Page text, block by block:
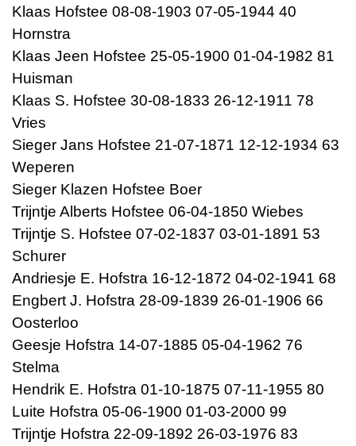
Klaas Hofstee 08-08-1903 07-05-1944 40
Hornstra
Klaas Jeen Hofstee 25-05-1900 01-04-1982 81
Huisman
Klaas S. Hofstee 30-08-1833 26-12-1911 78
Vries
Sieger Jans Hofstee 21-07-1871 12-12-1934 63
Weperen
Sieger Klazen Hofstee Boer
Trijntje Alberts Hofstee 06-04-1850 Wiebes
Trijntje S. Hofstee 07-02-1837 03-01-1891 53
Schurer
Andriesje E. Hofstra 16-12-1872 04-02-1941 68
Engbert J. Hofstra 28-09-1839 26-01-1906 66
Oosterloo
Geesje Hofstra 14-07-1885 05-04-1962 76
Stelma
Hendrik E. Hofstra 01-10-1875 07-11-1955 80
Luite Hofstra 05-06-1900 01-03-2000 99
Trijntje Hofstra 22-09-1892 26-03-1976 83